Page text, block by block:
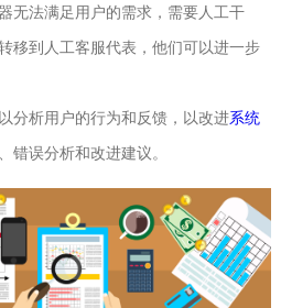
无法满足用户的需求，需要人工干
移到人工客服代表，他们可以进一步
分析用户的行为和反馈，以改进系统
错误分析和改进建议。